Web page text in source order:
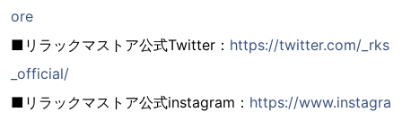
ore
■リラックマストア公式Twitter： https://twitter.com/_rks
_official/
■リラックマストア公式instagram： https://www.instagra